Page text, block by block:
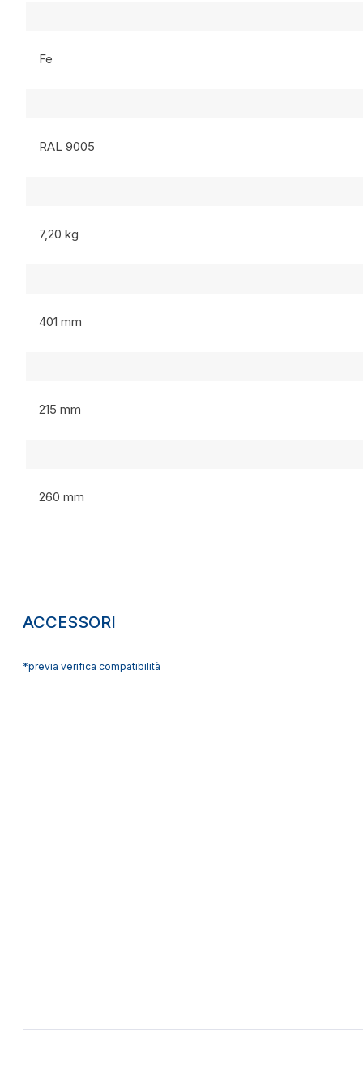
Fe
RAL 9005
7,20 kg
401 mm
215 mm
260 mm
ACCESSORI
*previa verifica compatibilità